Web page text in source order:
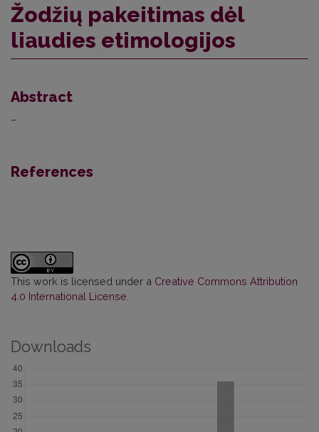
Žodžių pakeitimas dėl
liaudies etimologijos
Abstract
–
References
This work is licensed under a Creative Commons Attribution
4.0 International License
Downloads